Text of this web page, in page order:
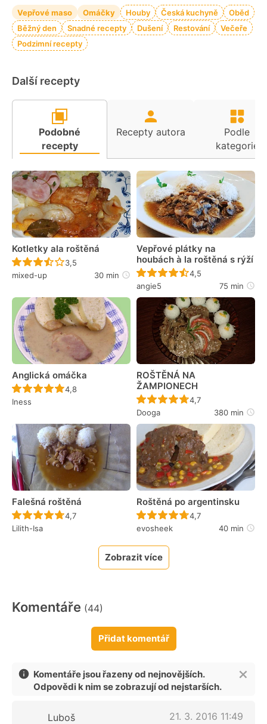
Vepřové maso Omáčky Houby Česká kuchyně
Oběd
Běžný den
Snadné recepty Dušení Restování
Večeře
Podzimní recepty
Další recepty
Podobné
recepty
Recepty autora
Podle
kategorie
Kotletky ala roštěná
Recept ještě nebyl hodnocen
3,5
mixed-up
30 min
Vepřové plátky na
houbách à la roštěná s rýží
Recept ještě nebyl
4,5
angie5
75 min
Anglická omáčka
Recept ještě nebyl hodnocen
4,8
Iness
ROŠTĚNÁ NA
ŽAMPIONECH
Recept ještě nebyl
4,7
Dooga
380 min
Falešná roštěná
Recept ještě nebyl hodnocen
4,7
Lilith-Isa
Roštěná po argentinsku
Recept ještě nebyl
4,7
evosheek
40 min
Zobrazit více
Komentáře (44)
Přidat komentář
Komentáře jsou řazeny od nejnovějších.
Odpovědi k nim se zobrazují od nejstarších.
Luboš
21. 3. 2016 11:49